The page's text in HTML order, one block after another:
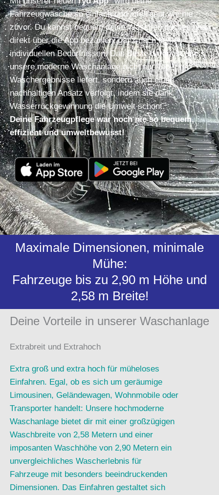
Fahrzeugwäsche so einfach und intelligent wie nie
zuvor. Du kannst bequem deine Wäschen buchen und
direkt über die App bezahlen, ganz nach deinen
individuellen Bedürfnissen. Das Beste daran ist, dass
unsere moderne Waschanlage nicht nur Top-
Waschergebnisse liefert, sondern auch einen
nachhaltigen Ansatz verfolgt, indem sie dank
Wasserrückgewinnung die Umwelt schont.
Deine Fahrzeugpflege war noch nie so bequem,
effizient und umweltbewusst!
Maximale Dimensionen, minimale
Mühe:
Fahrzeuge bis zu 2,90 m Höhe und
2,58 m Breite!
Deine Vorteile in unserer Waschanlage
Extrabreit und Extrahoch
Extra groß und extra hoch für müheloses
Einfahren. Egal, ob es sich um geräumige
Limousinen, Geländewagen, Wohnmobile oder
Transporter handelt: Unsere hochmoderne
Waschanlage bietet dir mit einer großzügigen
Waschbreite von 2,58 Metern und einer
imposanten Waschhöhe von 2,90 Metern ein
unvergleichliches Wascherlebnis für
Fahrzeuge mit besonders beeindruckenden
Dimensionen. Das Einfahren gestaltet sich